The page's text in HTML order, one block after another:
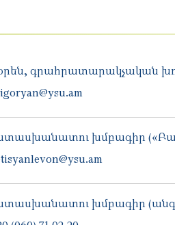
գրահրատարակչական
խմբագիր
խմբագիր